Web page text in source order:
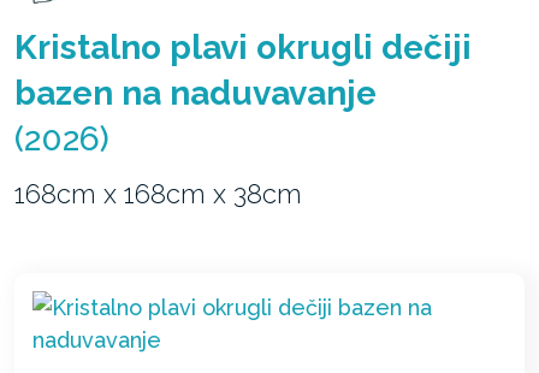
Kristalno plavi okrugli dečiji
bazen na naduvavanje
(2026)
168cm x 168cm x 38cm